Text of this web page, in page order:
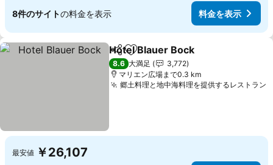
8件のサイトの料金を表示 料金を表示
シェアお気に入りに追加
Hotel Blauer Bock
8.6 大満足
3,772
マリエン広場まで0.3 km
郷土料理と地中海料理を提供するレストラン
最安値 ￥26,107